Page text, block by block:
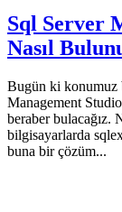
Sql Server
Nasıl
Bugün ki konumuz
Management
beraber bulacağız.
bilgisayarlarda
buna bir çözüm...